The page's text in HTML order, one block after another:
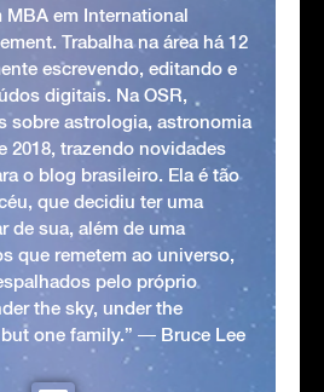
MBA em International
Trabalha na área há 12
escrevendo, editando e
digitais. Na OSR,
sobre astrologia, astronomia
2018, trazendo novidades
o blog brasileiro. Ela é tão
que decidiu ter uma
de sua, além de uma
que remetem ao universo,
pelo próprio
the sky, under the
one family.” ― Bruce Lee